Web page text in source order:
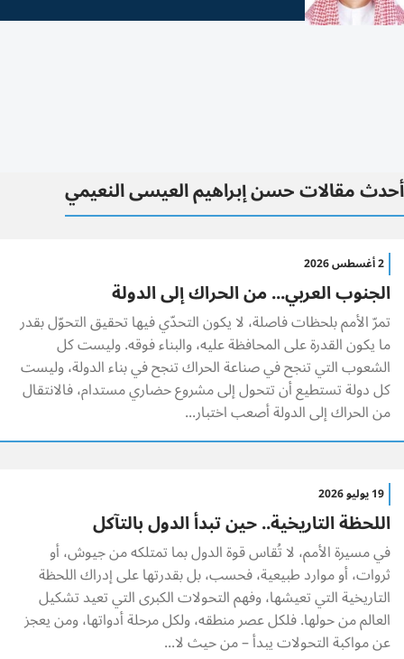
أحدث مقالات حسن إبراهيم العيسى النعيمي
2 أغسطس 2026
الجنوب العربي... من الحراك إلى الدولة
تمرّ الأمم بلحظات فاصلة، لا يكون التحدّي فيها تحقيق التحوّل بقدر
ما يكون القدرة على المحافظة عليه، والبناء فوقه. وليست كل
الشعوب التي تنجح في صناعة الحراك تنجح في بناء الدولة، وليست
كل دولة تستطيع أن تتحول إلى مشروع حضاري مستدام، فالانتقال
من الحراك إلى الدولة أصعب اختبار...
19 يوليو 2026
اللحظة التاريخية.. حين تبدأ الدول بالتآكل
في مسيرة الأمم، لا تُقاس قوة الدول بما تمتلكه من جيوش، أو
ثروات، أو موارد طبيعية، فحسب، بل بقدرتها على إدراك اللحظة
التاريخية التي تعيشها، وفهم التحولات الكبرى التي تعيد تشكيل
العالم من حولها. فلكل عصر منطقه، ولكل مرحلة أدواتها، ومن يعجز
عن مواكبة التحولات يبدأ – من حيث لا...